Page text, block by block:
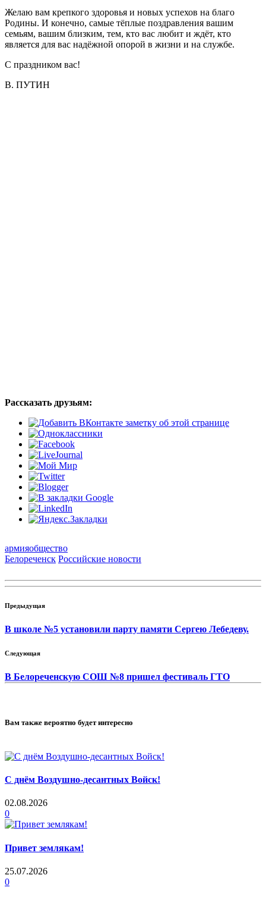
Желаю вам крепкого здоровья и новых успехов на благо
Родины. И конечно, самые тёплые поздравления вашим
семьям, вашим близким, тем, кто вас любит и ждёт, кто
является для вас надёжной опорой в жизни и на службе.
С праздником вас!
В. ПУТИН
Рассказать друзьям:
армияобщество
Белореченск Российские новости
Предыдущая
В школе №5 установили парту памяти Сергею Лебедеву.
Следующая
В Белореченскую СОШ №8 пришел фестиваль ГТО
Вам также вероятно будет интересно
С днём Воздушно-десантных Войск!
02.08.2026
0
Привет землякам!
25.07.2026
0